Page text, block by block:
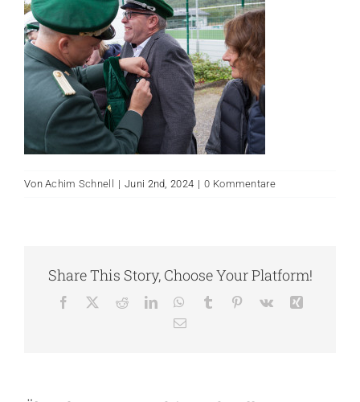
VonAchim Schnell | Juni 2nd, 2024 | 0 Kommentare
Share This Story, Choose Your Platform!
Facebook RedditLinkedInWhatsApp
Tumblr Pinterest
Vk
E-